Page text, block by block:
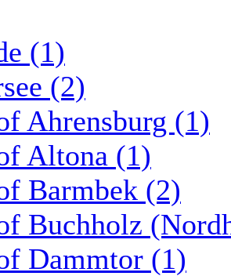
(1)
(2)
Ahrensburg (1)
Altona (1)
Barmbek (2)
Buchholz
Dammtor (1)